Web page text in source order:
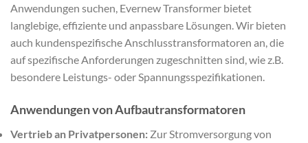
Anwendungen suchen, Evernew Transformer bietet
langlebige, effiziente und anpassbare Lösungen. Wir bieten
auch kundenspezifische Anschlusstransformatoren an, die
auf spezifische Anforderungen zugeschnitten sind, wie z.B.
besondere Leistungs- oder Spannungsspezifikationen.
Anwendungen von Aufbautransformatoren
Vertrieb an Privatpersonen: Zur Stromversorgung von